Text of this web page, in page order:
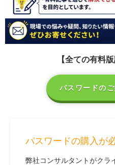
【全ての有料
パスワードの
パスワードの購入が
弊社コンサルタントがクラ